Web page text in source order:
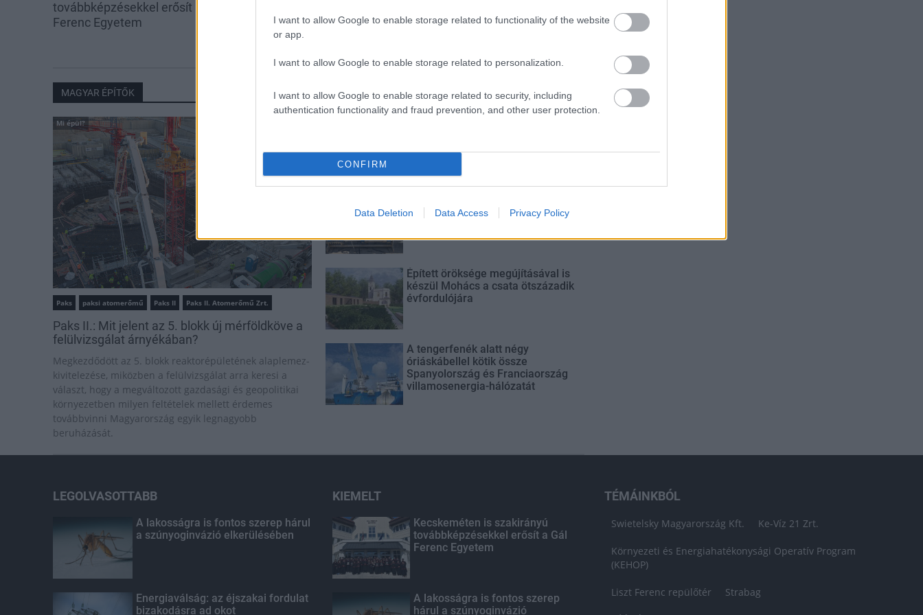
I want to allow Google to enable storage related to functionality of the website
or app.
I want to allow Google to enable storage related to personalization.
I want to allow Google to enable storage related to security, including
authentication functionality and fraud prevention, and other user protection.
CONFIRM
Data Deletion Data Access Privacy Policy
továbbképzésekkel erősít a Gál
Ferenc Egyetem
elkerülésében
kezelésére
MAGYAR ÉPÍTŐK
Mi épül?
Paks paksi atomerőmű Paks II Paks II. Atomerőmű Zrt.
Paks II.: Mit jelent az 5. blokk új mérföldköve a
felülvizsgálat árnyékában?
Megkezdődött az 5. blokk reaktorépületének alaplemez-
kivitelezése, miközben a felülvizsgálat arra keresi a
választ, hogy a megváltozott gazdasági és geopolitikai
környezetben milyen feltételek mellett érdemes
továbbvinni Magyarország egyik legnagyobb
beruházását.
Egyetlen, fél évszázados
vezetéken múlt Bicske vízellátása
Épített öröksége megújításával is
készül Mohács a csata ötszázadik
évfordulójára
A tengerfenék alatt négy
óriáskábellel kötik össze
Spanyolország és Franciaország
villamosenergia-hálózatát
LEGOLVASOTTABB
A lakosságra is fontos szerep hárul
a szúnyoginvázió elkerülésében
Energiaválság: az éjszakai fordulat
bizakodásra ad okot
KIEMELT
Kecskeméten is szakirányú
továbbképzésekkel erősít a Gál
Ferenc Egyetem
A lakosságra is fontos szerep
hárul a szúnyoginvázió
TÉMÁINKBÓL
Swietelsky Magyarország Kft. Ke-Víz 21 Zrt.
Környezeti és Energiahatékonysági Operatív Program
(KEHOP)
Liszt Ferenc repülőtér Strabag